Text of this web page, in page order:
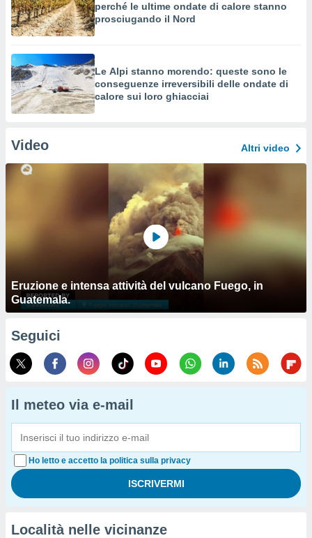
perché le ultime ondate di calore stanno
prosciugando il Nord
Le Alpi stanno morendo: queste sono le
conseguenze irreversibili delle ondate di
calore sui loro ghiacciai
Video Altri video
Eruzione e intensa attività del vulcano Fuego, in
Guatemala.
Seguici
Il meteo via e-mail
Ho letto e accetto la politica sulla privacy
Località nelle vicinanze